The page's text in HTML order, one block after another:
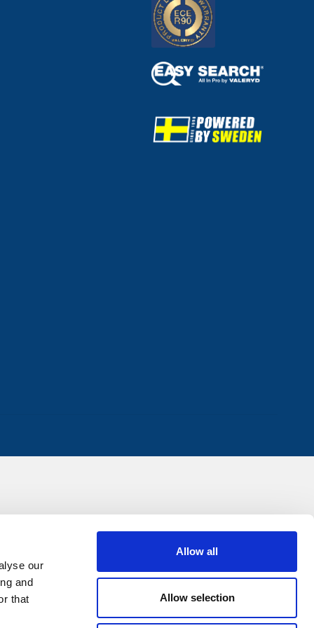
our
and
that
Allow all
Allow selection